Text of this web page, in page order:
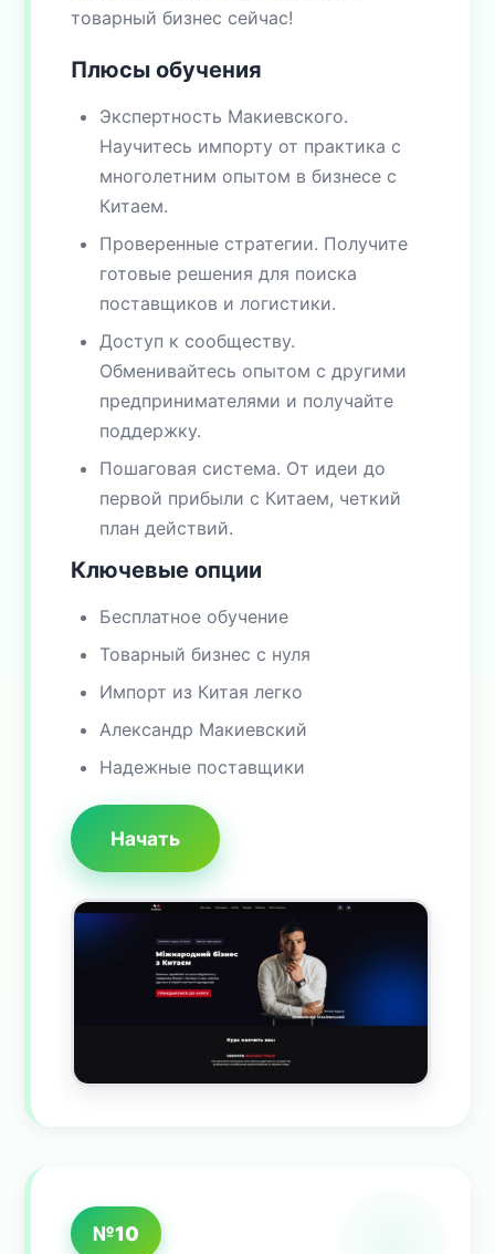
товарный бизнес сейчас!
Плюсы обучения
Экспертность Макиевского.
Научитесь импорту от практика с
многолетним опытом в бизнесе с
Китаем.
Проверенные стратегии. Получите
готовые решения для поиска
поставщиков и логистики.
Доступ к сообществу.
Обменивайтесь опытом с другими
предпринимателями и получайте
поддержку.
Пошаговая система. От идеи до
первой прибыли с Китаем, четкий
план действий.
Ключевые опции
Бесплатное обучение
Товарный бизнес с нуля
Импорт из Китая легко
Александр Макиевский
Надежные поставщики
Начать
№10